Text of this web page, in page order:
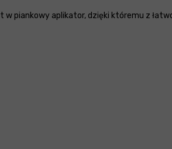
piankowy aplikator, dzięki któremu z